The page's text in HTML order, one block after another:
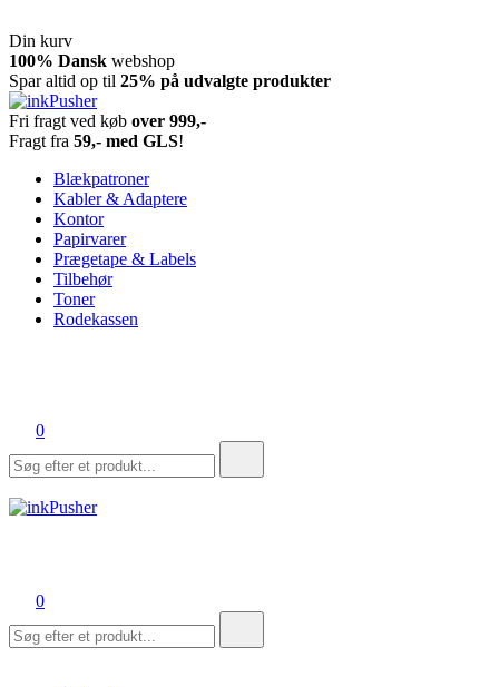
Din kurv
Spring
til
indhold
100% Dansk webshop
Spar altid op til 25% på udvalgte produkter
inkPusher
Leverandør af blækpatroner, kontor artikler og meget mere
Fri fragt ved køb over 999,-
Fragt fra 59,- med GLS!
Blækpatroner
Kabler & Adaptere
Kontor
Papirvarer
Prægetape & Labels
Tilbehør
Toner
Rodekassen
0
efter:
0
efter: